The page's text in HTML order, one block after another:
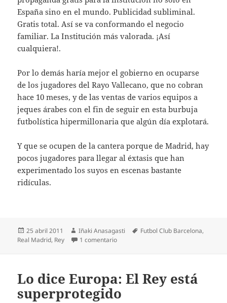
España sino en el mundo. Publicidad subliminal.
Gratis total. Así se va conformando el negocio
familiar. La Institución más valorada. ¡Así
cualquiera!.
Por lo demás haría mejor el gobierno en ocuparse
de los jugadores del Rayo Vallecano, que no cobran
hace 10 meses, y de las ventas de varios equipos a
jeques árabes con el fin de seguir en esta burbuja
futbolística hipermillonaria que algún día explotará.
Y que se ocupen de la cantera porque de Madrid, hay
pocos jugadores para llegar al éxtasis que han
experimentado los suyos en escenas bastante
ridículas.
Publicado
el
25 abril 2011 Autor
Iñaki Anasagasti Etiquetas
Futbol Club Barcelona,
Real Madrid, Rey 1 comentarioen De la Copa del Generalísimo, a la
Lo dice Europa: El Rey está
superprotegido